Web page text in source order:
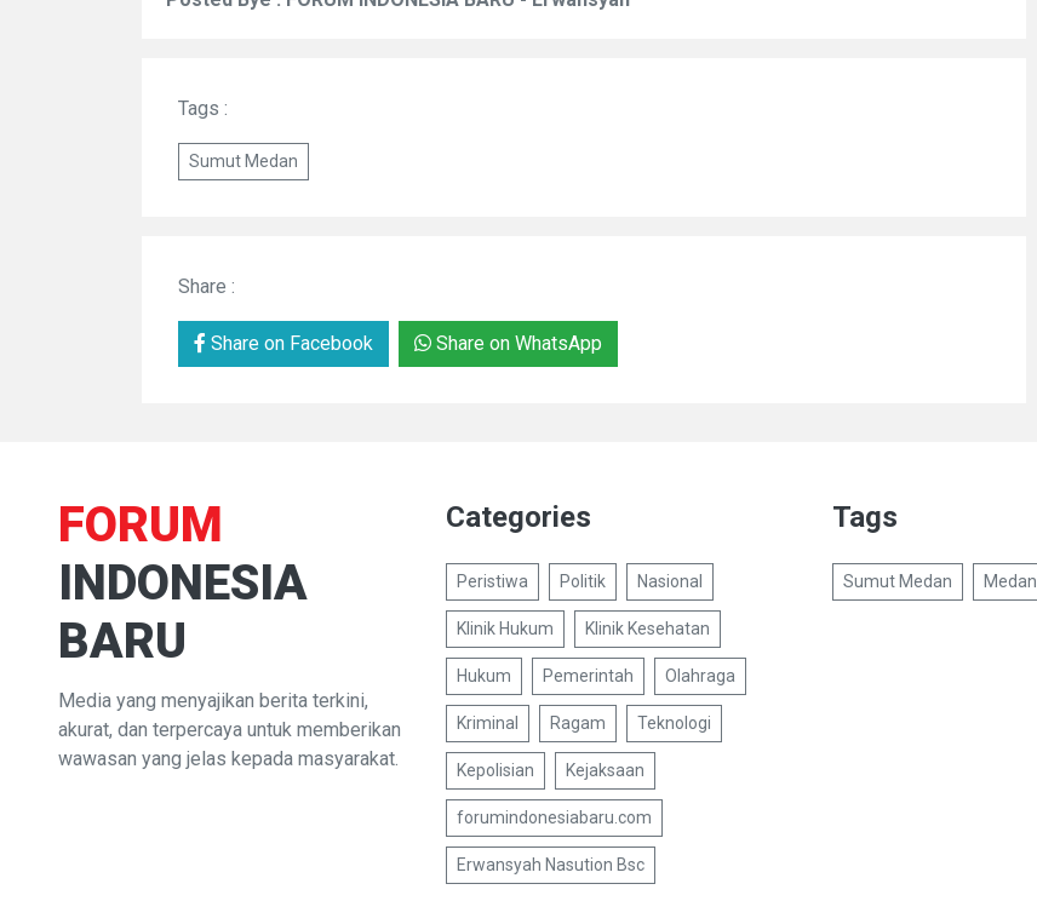
Tags :
Sumut Medan
Share :
Share on Facebook Share on WhatsApp
FORUM
INDONESIA
BARU
Media yang menyajikan berita terkini,
akurat, dan terpercaya untuk memberikan
wawasan yang jelas kepada masyarakat.
Categories
Peristiwa Politik Nasional
Klinik Hukum Klinik Kesehatan
Hukum Pemerintah Olahraga
Kriminal Ragam Teknologi
Kepolisian Kejaksaan
forumindonesiabaru.com
Erwansyah Nasution Bsc
Tags
Sumut Medan Medan